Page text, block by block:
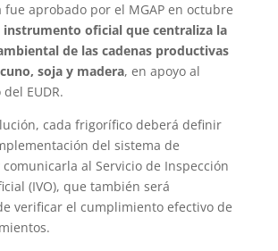
fue aprobado por el MGAP en octubre
instrumento oficial que centraliza la
de las cadenas productivas
soja y madera, en apoyo al
EUDR.
cada frigorífico deberá definir
del sistema de
al Servicio de Inspección
(IVO), que también será
verificar el cumplimiento efectivo de